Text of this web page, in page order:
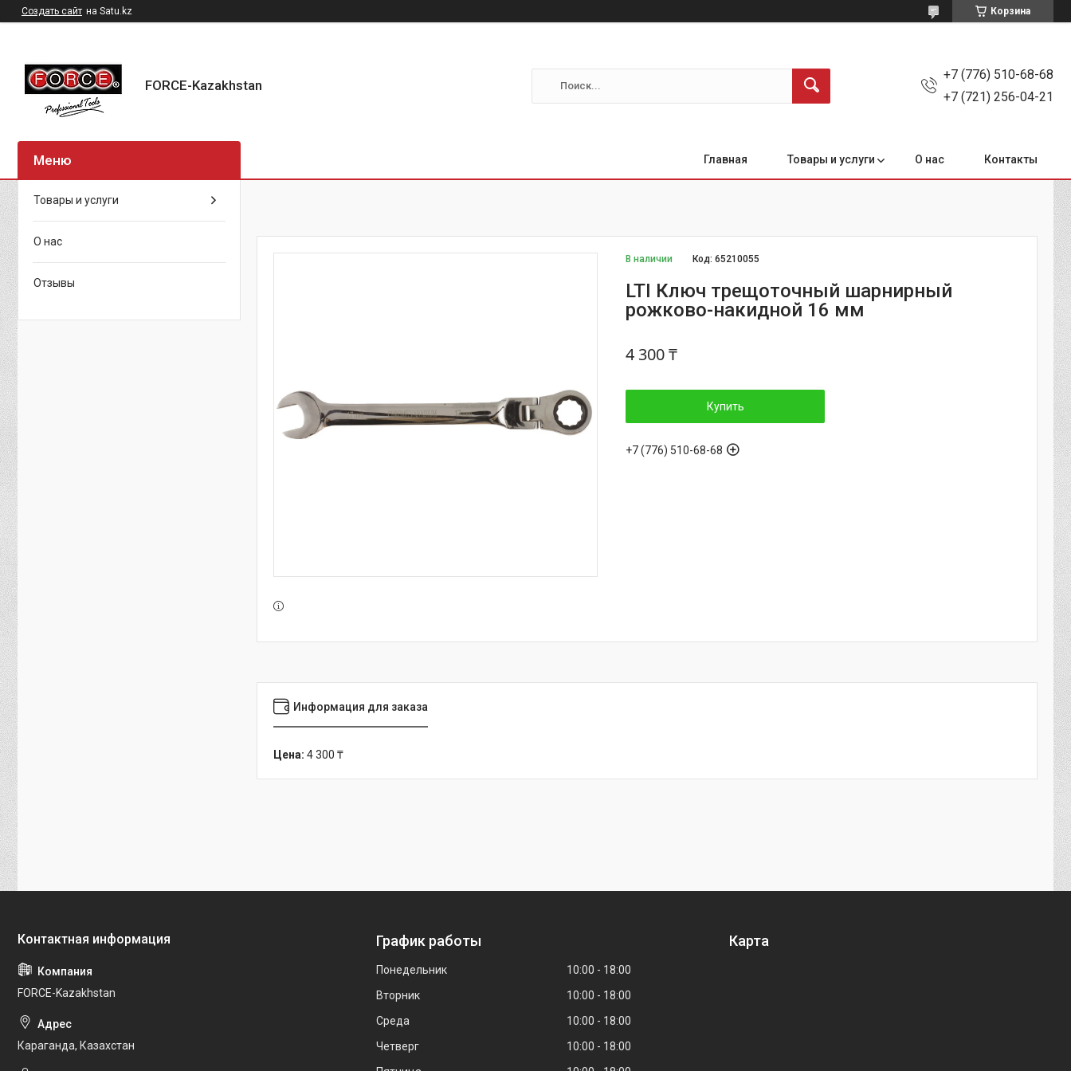
Создать сайт на Satu.kz Корзина
FORCE-Kazakhstan
+7 (776) 510-68-68
+7 (721) 256-04-21
Главная Товары и услуги О нас Контакты
В наличии Код:65210055
LTI Ключ трещоточный шарнирный
рожково-накидной 16 мм
4 300 ₸
Купить
+7 (776) 510-68-68
Информация для заказа
Цена: 4 300 ₸
Товары и услуги
О нас
Отзывы
FORCE-Kazakhstan
Караганда, Казахстан
График работы
Понедельник 10:00
18:00
Вторник
10:00
18:00
Среда
10:00
18:00
Четверг
10:00
18:00
Карта